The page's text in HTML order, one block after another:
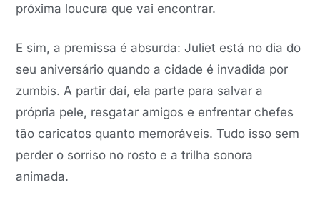
próxima loucura que vai encontrar.
E sim, a premissa é absurda: Juliet está no dia do
seu aniversário quando a cidade é invadida por
zumbis. A partir daí, ela parte para salvar a
própria pele, resgatar amigos e enfrentar chefes
tão caricatos quanto memoráveis. Tudo isso sem
perder o sorriso no rosto e a trilha sonora
animada.